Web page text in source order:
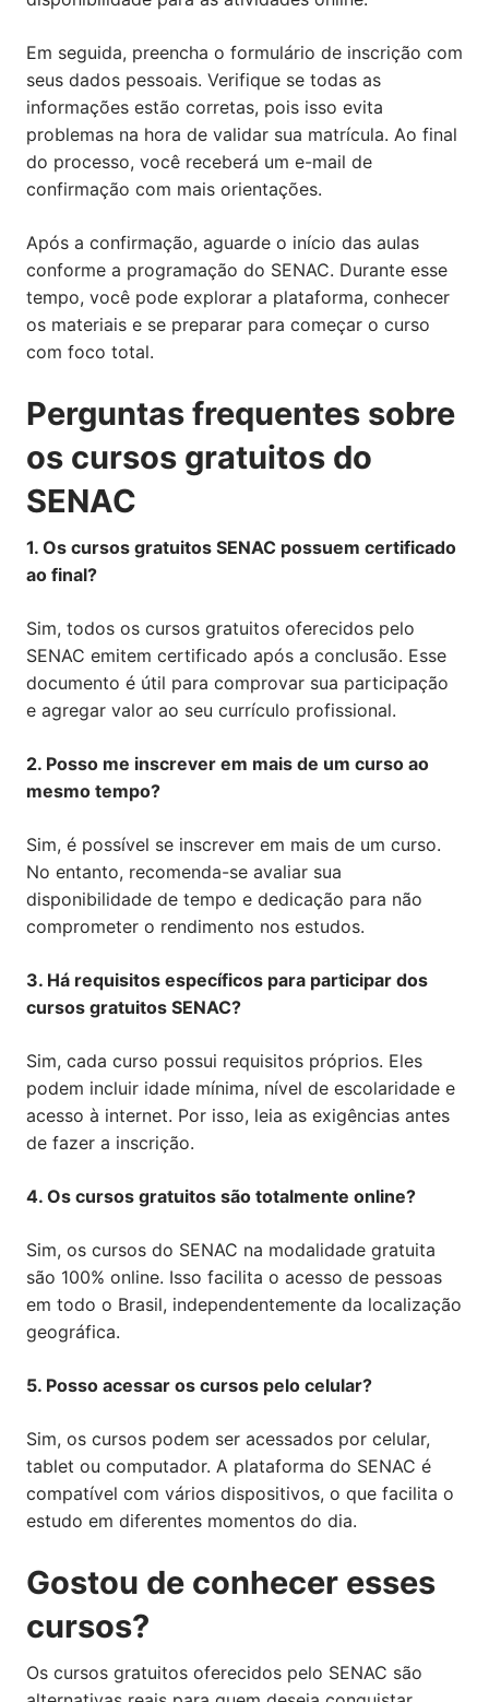
Em seguida, preencha o formulário de inscrição com
seus dados pessoais. Verifique se todas as
informações estão corretas, pois isso evita
problemas na hora de validar sua matrícula. Ao final
do processo, você receberá um e-mail de
confirmação com mais orientações.
Após a confirmação, aguarde o início das aulas
conforme a programação do SENAC. Durante esse
tempo, você pode explorar a plataforma, conhecer
os materiais e se preparar para começar o curso
com foco total.
Perguntas frequentes sobre
os cursos gratuitos do
SENAC
1. Os cursos gratuitos SENAC possuem certificado
ao final?
Sim, todos os cursos gratuitos oferecidos pelo
SENAC emitem certificado após a conclusão. Esse
documento é útil para comprovar sua participação
e agregar valor ao seu currículo profissional.
2. Posso me inscrever em mais de um curso ao
mesmo tempo?
Sim, é possível se inscrever em mais de um curso.
No entanto, recomenda-se avaliar sua
disponibilidade de tempo e dedicação para não
comprometer o rendimento nos estudos.
3. Há requisitos específicos para participar dos
cursos gratuitos SENAC?
Sim, cada curso possui requisitos próprios. Eles
podem incluir idade mínima, nível de escolaridade e
acesso à internet. Por isso, leia as exigências antes
de fazer a inscrição.
4. Os cursos gratuitos são totalmente online?
Sim, os cursos do SENAC na modalidade gratuita
são 100% online. Isso facilita o acesso de pessoas
em todo o Brasil, independentemente da localização
geográfica.
5. Posso acessar os cursos pelo celular?
Sim, os cursos podem ser acessados por celular,
tablet ou computador. A plataforma do SENAC é
compatível com vários dispositivos, o que facilita o
estudo em diferentes momentos do dia.
Gostou de conhecer esses
cursos?
Os cursos gratuitos oferecidos pelo SENAC são